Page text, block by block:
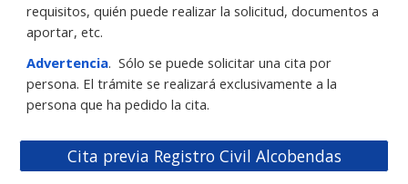
requisitos, quién puede realizar la solicitud, documentos a
aportar, etc.
Advertencia. Sólo se puede solicitar una cita por
persona. El trámite se realizará exclusivamente a la
persona que ha pedido la cita.
Cita previa Registro Civil Alcobendas